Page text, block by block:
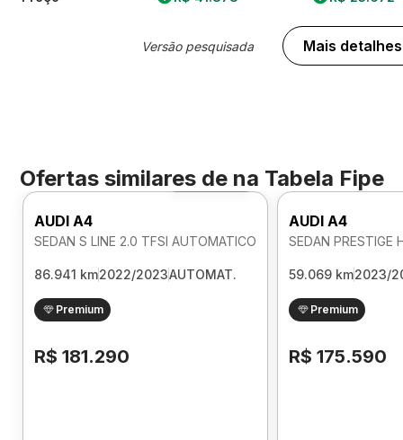
Versão pesquisada Mais detalhes
Ofertas similares de na Tabela Fipe
Foto 360º
AUDI A4
SEDAN S LINE 2.0 TFSI AUTOMATICO
86.941 km2022/2023AUTOMAT.
Premium
R$ 181.290
AUDI A4
59.069 km2023/
Premium
R$ 175.590